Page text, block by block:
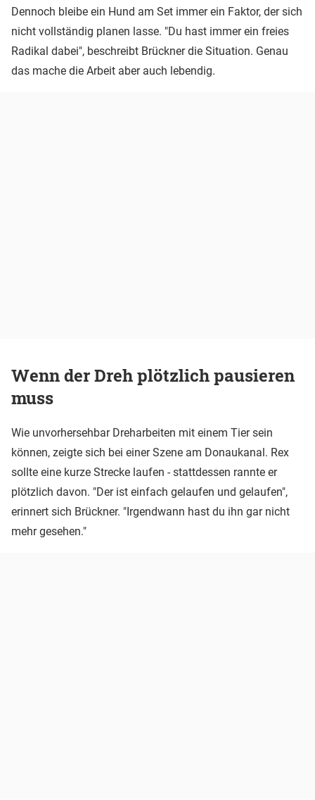
Dennoch bleibe ein Hund am Set immer ein Faktor, der sich
nicht vollständig planen lasse. "Du hast immer ein freies
Radikal dabei", beschreibt Brückner die Situation. Genau
das mache die Arbeit aber auch lebendig.
Wenn der Dreh plötzlich pausieren
muss
Wie unvorhersehbar Dreharbeiten mit einem Tier sein
können, zeigte sich bei einer Szene am Donaukanal. Rex
sollte eine kurze Strecke laufen - stattdessen rannte er
plötzlich davon. "Der ist einfach gelaufen und gelaufen",
erinnert sich Brückner. "Irgendwann hast du ihn gar nicht
mehr gesehen."